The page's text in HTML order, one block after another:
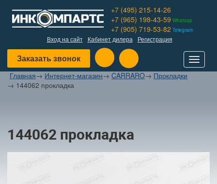
+7 (495) 215-14-26
+7 (965) 198-43-59 Whatsap
+7 (905) 719-53-82 Telegram
Вход на сайт Кабинет дилера Регистрация
Заказать звонок
Toggle
Главная→ Интернет-магазин→ CARRARO→ Прокладки
→ 144062 прокладка
144062 прокладка